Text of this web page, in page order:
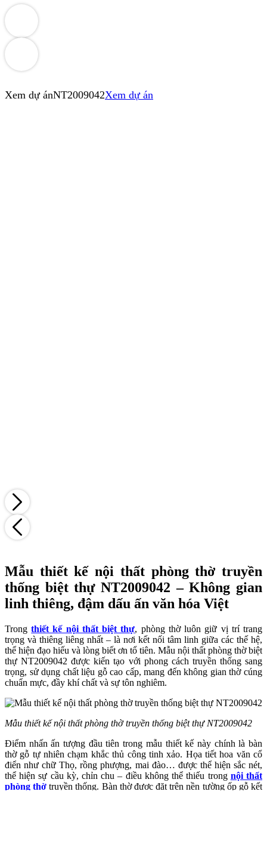
Xem dự ánNT2009042Xem dự án
Mẫu thiết kế nội thất phòng thờ truyền
thống biệt thự NT2009042 – Không gian
linh thiêng, đậm dấu ấn văn hóa Việt
Trongthiết kế nội thất biệt thự, phòng thờ luôn giữ vị trí trang
trọng và thiêng liêng nhất – là nơi kết nối tâm linh giữa các thế hệ,
thể hiện đạo hiếu và lòng biết ơn tổ tiên. Mẫu nội thất phòng thờ biệt
thự NT2009042 được kiến tạo với phong cách truyền thống sang
trọng, sử dụng chất liệu gỗ cao cấp, mang đến không gian thờ cúng
chuẩn mực, đầy khí chất và sự tôn nghiêm.
Mẫu thiết kế nội thất phòng thờ truyền thống biệt thự NT2009042
Điểm nhấn ấn tượng đầu tiên trong mẫu thiết kế này chính là bàn
thờ gỗ tự nhiên chạm khắc thủ công tinh xảo. Họa tiết hoa văn cổ
điển như chữ Thọ, rồng phượng, mai đào… được thể hiện sắc nét,
thể hiện sự cầu kỳ, chỉn chu – điều không thể thiếu trong nội thất
phòng thờ truyền thống. Bàn thờ được đặt trên nền tường ốp gỗ kết